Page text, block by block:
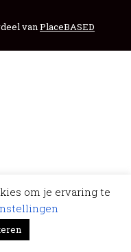
vanPlaceBASED
om je ervaring te